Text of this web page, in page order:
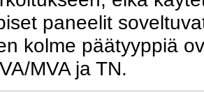
paneelit
kolme päätyyppiä
MVA ja TN.